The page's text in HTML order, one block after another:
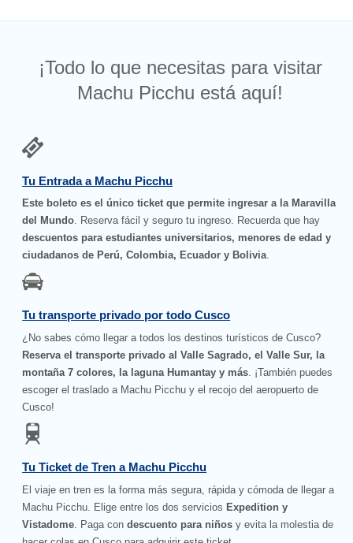
¡Todo lo que necesitas para visitar
Machu Picchu está aquí!
Tu Entrada a Machu Picchu
Este boleto es el único ticket que permite ingresar a la Maravilla
del Mundo. Reserva fácil y seguro tu ingreso. Recuerda que hay
descuentos para estudiantes universitarios, menores de edad y
ciudadanos de Perú, Colombia, Ecuador y Bolivia.
Tu transporte privado por todo Cusco
¿No sabes cómo llegar a todos los destinos turísticos de Cusco?
Reserva el transporte privado al Valle Sagrado, el Valle Sur, la
montaña 7 colores, la laguna Humantay y más . ¡También puedes
escoger el traslado a Machu Picchu y el recojo del aeropuerto de
Cusco!
Tu Ticket de Tren a Machu Picchu
El viaje en tren es la forma más segura, rápida y cómoda de llegar a
Machu Picchu. Elige entre los dos servicios Expedition y
Vistadome . Paga condescuento para niños y evita la molestia de